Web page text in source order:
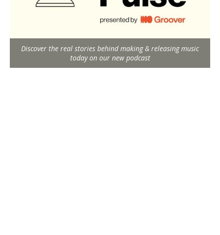
Discover the real stories behind making & releasing music
today on our new podcast